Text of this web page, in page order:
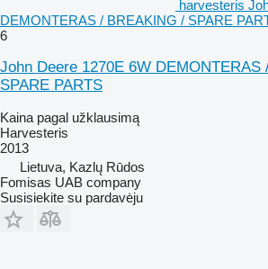
harvesteris
DEMONTERAS / BREAKING / SPARE
6
John Deere 1270E 6W DEMONTERAS
SPARE PARTS
Kaina pagal užklausimą
Harvesteris
2013
Lietuva, Kazlų Rūdos
Fomisas UAB company
Susisiekite su pardavėju